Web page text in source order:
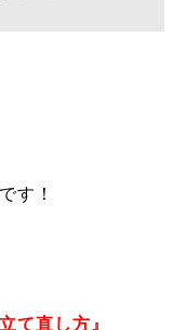
す！
て直し方』